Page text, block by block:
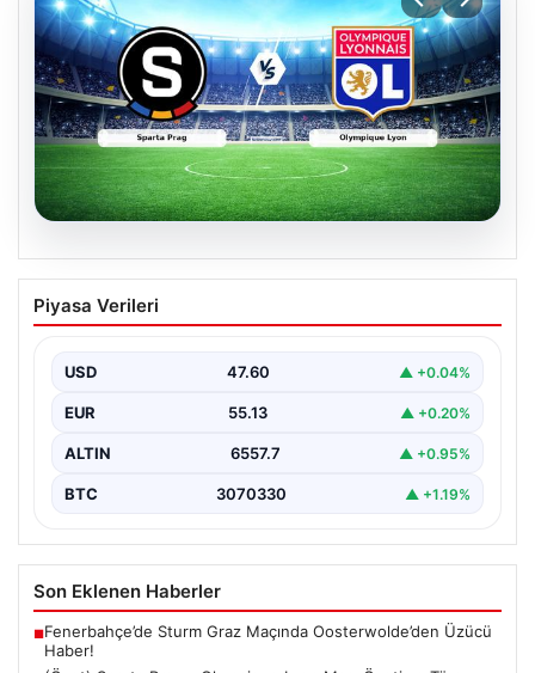
05.08.2026
(Özet) Sparta Prag – Olympique Lyon
Maçı Özeti ve Tüm Önemli Anları
Piyasa Verileri
USD 47.60 ▲ +0.04%
EUR 55.13 ▲ +0.20%
ALTIN 6557.7 ▲ +0.95%
BTC 3070330 ▲ +1.19%
Son Eklenen Haberler
■Fenerbahçe’de Sturm Graz Maçında Oosterwolde’den Üzücü
Haber!